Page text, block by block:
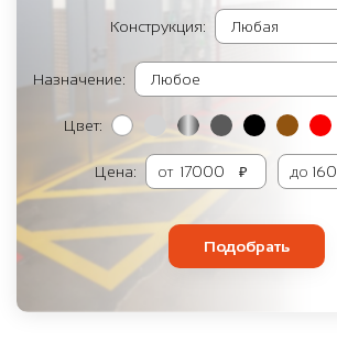
Конструкция:
Назначение:
Цвет:
Цена: от ₽ до
Подобрать